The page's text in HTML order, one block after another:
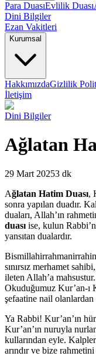
Para DuasıEvlilik Duası
Dini Bilgiler
Ezan Vakitleri
Kurumsal
HakkımızdaGizlilik
İletişim
Dini Bilgiler
Ağlatan
29 Mart 20253 dk
Ağlatan Hatim Duası,
sonra yapılan duadır.
duaları, Allah’ın
duası ise, kulun
yansıtan dualardır.
sınırsız merhamet
ileten Allah’a
Okuduğumuz Kur’an-ı
şefaatine nail olanlardan
Ya Rabbi! Kur’an’ın
Kur’an’ın nuruyla
kullarından eyle.
arındır ve bize